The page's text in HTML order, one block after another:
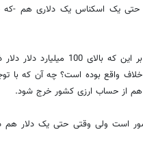
حتی یک اسکناس یک دلاری هم -که
سوال کاملاً مشخص است: قضیه چیست؟ آیا اعلام رئیس جمهور مبنی بر این که بالای
واقع بوده است؟ چه آن که با
هم از حساب ارزی کشور خرج شود.
است ولی وقتی حتی یک دلار هم